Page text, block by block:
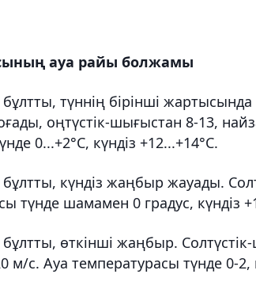
ауа райы болжамы
түннің бірінші
оңтүстік-шығыстан 8-13,
0...+2°C, күндіз +12...+14°C.
күндіз жаңбыр жауады.
түнде шамамен 0 градус, күндіз
өткінші жаңбыр.
м/с. Ауа температурасы түнде 0-2,